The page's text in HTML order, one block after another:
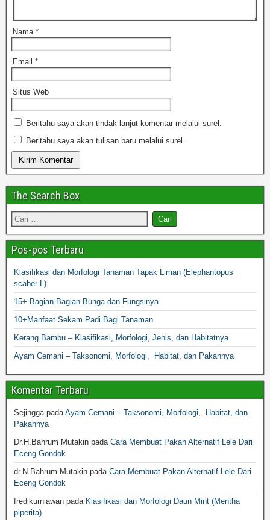
Nama *
Email *
Situs Web
Beritahu saya akan tindak lanjut komentar melalui surel.
Beritahu saya akan tulisan baru melalui surel.
The Search Box
Pos-pos Terbaru
Klasifikasi dan Morfologi Tanaman Tapak Liman (Elephantopus
scaber L)
15+ Bagian-Bagian Bunga dan Fungsinya
10+Manfaat Sekam Padi Bagi Tanaman
Kerang Bambu – Klasifikasi, Morfologi, Jenis, dan Habitatnya
Ayam Cemani – Taksonomi, Morfologi, Habitat, dan Pakannya
Komentar Terbaru
SejinggapadaAyam Cemani – Taksonomi, Morfologi, Habitat, dan
Pakannya
Dr.H.Bahrum Mutakin pada Cara Membuat Pakan Alternatif Lele Dari
Eceng Gondok
dr.N.Bahrum Mutakin pada Cara Membuat Pakan Alternatif Lele Dari
Eceng Gondok
fredikurniawan pada Klasifikasi dan Morfologi Daun Mint (Mentha
piperita)